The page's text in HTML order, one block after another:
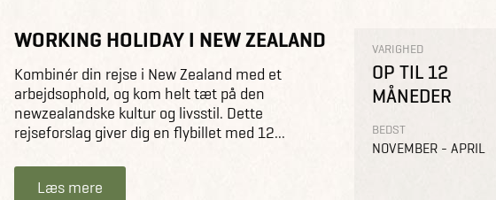
WORKING HOLIDAY I NEW ZEALAND
Kombinér din rejse i New Zealand med et
arbejdsophold, og kom helt tæt på den
newzealandske kultur og livsstil. Dette
rejseforslag giver dig en flybillet med 12...
Læs mere
VARIGHED
OP TIL 12
MÅNEDER
BEDST
NOVEMBER - APRIL